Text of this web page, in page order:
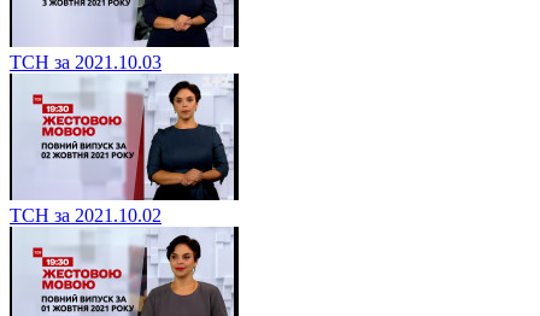
ТСН за 2021.10.03
ТСН за 2021.10.02